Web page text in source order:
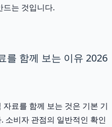
드는 것입니다.
를 함께 보는 이유 2026
료를 함께 보는 것은 기본 기
소비자 관점의 일반적인 확인